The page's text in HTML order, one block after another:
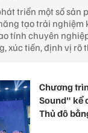
triển một số sản
tạo trải nghiệm
tính chuyên
xúc tiến, định vị rõ
Chương
Sound" kể
Thủ đô